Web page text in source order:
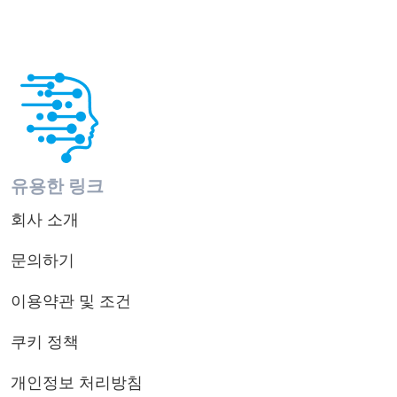
유용한 링크
회사 소개
문의하기
이용약관 및 조건
쿠키 정책
개인정보 처리방침